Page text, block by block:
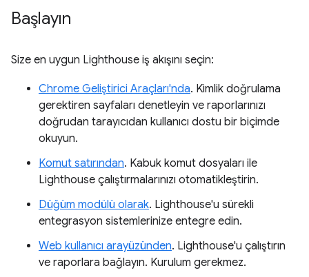
Başlayın
Size en uygun Lighthouse iş akışını seçin:
Chrome Geliştirici Araçları'nda. Kimlik doğrulama
gerektiren sayfaları denetleyin ve raporlarınızı
doğrudan tarayıcıdan kullanıcı dostu bir biçimde
okuyun.
Komut satırından. Kabuk komut dosyaları ile
Lighthouse çalıştırmalarınızı otomatikleştirin.
Düğüm modülü olarak. Lighthouse'u sürekli
entegrasyon sistemlerinize entegre edin.
Web kullanıcı arayüzünden. Lighthouse'u çalıştırın
ve raporlara bağlayın. Kurulum gerekmez.